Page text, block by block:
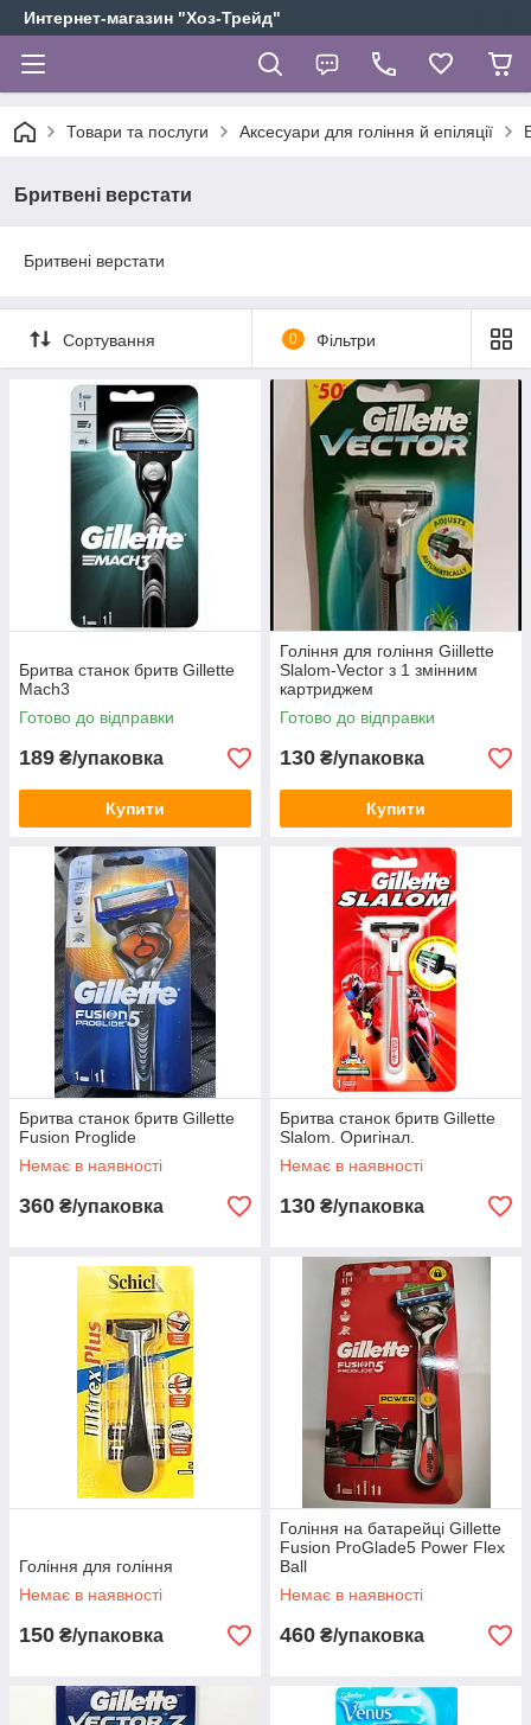
Интернет-магазин "Хоз-Трейд"
Товари та послуги Аксесуари для гоління й епіляції
Бритвені верстати
Бритвені верстати
Сортування 0 Фільтри
Бритва станок бритв Gillette
Mach3
Готово до відправки
189 ₴/упаковка
Купити
Гоління для гоління Giillette
Slalom-Vector з 1 змінним
картриджем
Готово до відправки
130 ₴/упаковка
Купити
Бритва станок бритв Gillette
Fusion Proglide
Немає в наявності
360 ₴/упаковка
Бритва станок бритв Gillette
Slalom. Оригінал.
Немає в наявності
130 ₴/упаковка
Гоління для гоління
Немає в наявності
150 ₴/упаковка
Гоління на батарейці Gillette
Fusion ProGlade5 Power Flex
Ball
Немає в наявності
460 ₴/упаковка